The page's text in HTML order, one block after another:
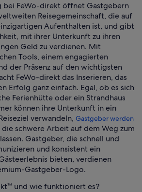
bei FeWo-direkt öffnet Gastgebern
Reisegemeinschaft, die auf
Aufenthalten ist, und gibt
mit ihrer Unterkunft zu ihren
Geld zu verdienen. Mit
Tools, einem engagierten
der Präsenz auf den wichtigsten
FeWo-direkt das Inserieren, das
Erfolg ganz einfach. Egal, ob es sich
Ferienhütte oder ein Strandhaus
können ihre Unterkunft in ein
verwandeln, Gastgeber werden
schwere Arbeit auf dem Weg zum
Gastgeber, die schnell und
und konsistent ein
bieten, verdienen
Gastgeber-Logo.
und wie funktioniert es?